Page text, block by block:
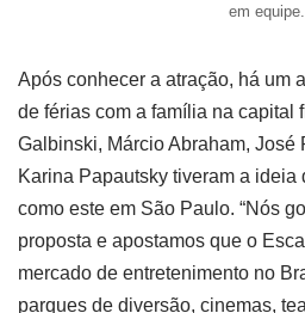
em equipe.
Após conhecer a atração, há um
de férias com a família na capital
Galbinski, Márcio Abraham, José
Karina Papautsky tiveram a ideia
como este em São Paulo. “Nós
proposta e apostamos que o
mercado de entretenimento no
parques de diversão, cinemas,